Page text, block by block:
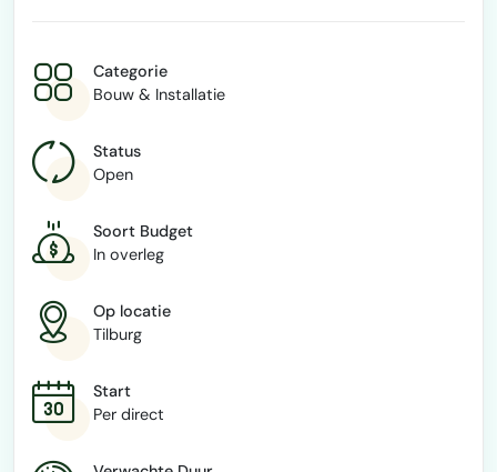
Categorie
Bouw & Installatie
Status
Open
Soort Budget
In overleg
Op locatie
Tilburg
Start
Per direct